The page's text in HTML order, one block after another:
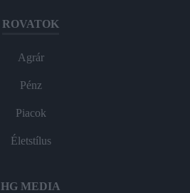
ROVATOK
Agrár
Pénz
Piacok
Életstílus
HG MEDIA